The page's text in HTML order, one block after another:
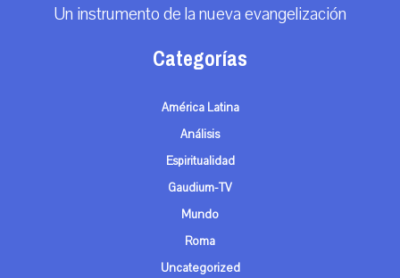
Un instrumento de la nueva evangelización
Categorías
América Latina
Análisis
Espiritualidad
Gaudium-TV
Mundo
Roma
Uncategorized